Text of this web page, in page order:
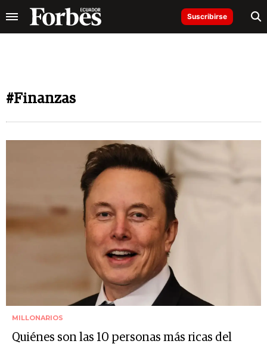
Suscribirse
#Finanzas
MILLONARIOS
Quiénes son las 10 personas más ricas del